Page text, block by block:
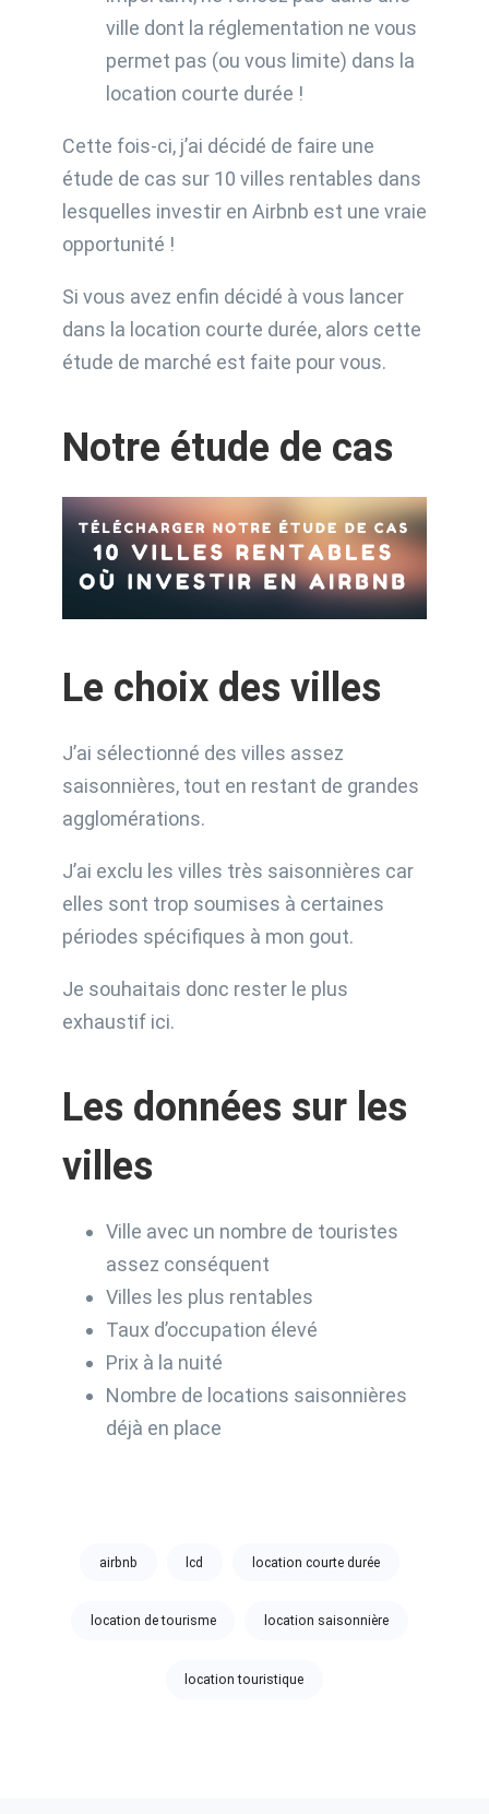
ville dont la réglementation ne vous
permet pas (ou vous limite) dans la
location courte durée !
Cette fois-ci, j’ai décidé de faire une
étude de cas sur 10 villes rentables dans
lesquelles investir en Airbnb est une vraie
opportunité !
Si vous avez enfin décidé à vous lancer
dans la location courte durée, alors cette
étude de marché est faite pour vous.
Notre étude de cas
Le choix des villes
J’ai sélectionné des villes assez
saisonnières, tout en restant de grandes
agglomérations.
J’ai exclu les villes très saisonnières car
elles sont trop soumises à certaines
périodes spécifiques à mon gout.
Je souhaitais donc rester le plus
exhaustif ici.
Les données sur les
villes
Ville avec un nombre de touristes
assez conséquent
Villes les plus rentables
Taux d’occupation élevé
Prix à la nuité
Nombre de locations saisonnières
déjà en place
Tags:airbnb lcd location courte durée
location de tourisme location saisonnière
location touristique